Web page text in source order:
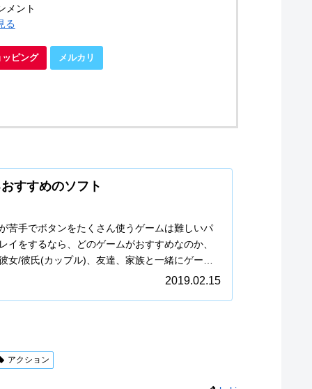
メント
る
ピング メルカリ
すすめのソフト
苦手でボタンをたくさん使うゲームは難しいパ
イをするなら、どのゲームがおすすめなのか、
女/彼氏(カップル)、友達、家族と一緒にゲーム
2019.02.15
アクション